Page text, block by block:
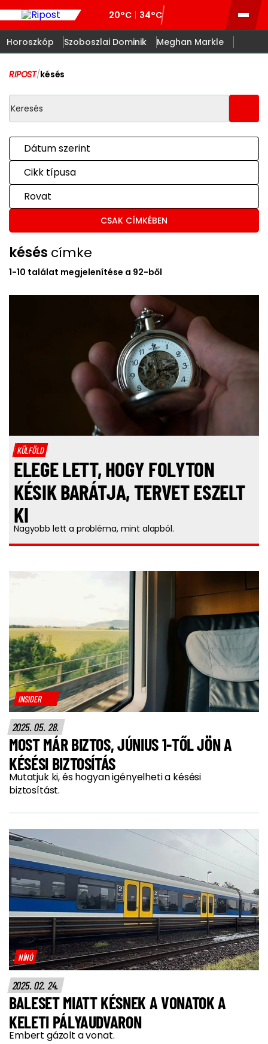
20°C 34°C
Horoszkóp Szoboszlai Dominik Meghan Markle
RIPOST/késés
Dátum szerint
Cikk típusa
Rovat
CSAK CÍMKÉBEN
késés címke
1-10 találat megjelenítése a 92-ből
KÜLFÖLD
ELEGE LETT, HOGY FOLYTON
KÉSIK BARÁTJA, TERVET ESZELT
KI
Nagyobb lett a probléma, mint alapból.
INSIDER
2025. 05. 28.
MOST MÁR BIZTOS, JÚNIUS 1-TŐL JÖN A
KÉSÉSI BIZTOSÍTÁS
Mutatjuk ki, és hogyan igényelheti a késési
biztosítást.
NÍNÓ
2025. 02. 24.
BALESET MIATT KÉSNEK A VONATOK A
KELETI PÁLYAUDVARON
Embert gázolt a vonat.